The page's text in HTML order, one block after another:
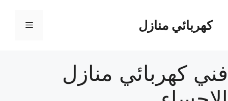
المحتوىكهربائي منازل القائمة
فني كهربائي منازل